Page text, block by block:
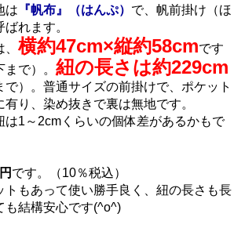
は 『帆布』（はんぷ） で、帆前掛け（ほ
れます。
横約47cm×縦約58cmです
まで）。 紐の長さは約229cm
で）。普通サイズの前掛けで、ポケット
り、染め抜きで裏は無地です。
1～2cmくらいの個体差があるかもで
です。（10％税込）
トもあって使い勝手良く、紐の長さも長
も結構安心です(^o^)